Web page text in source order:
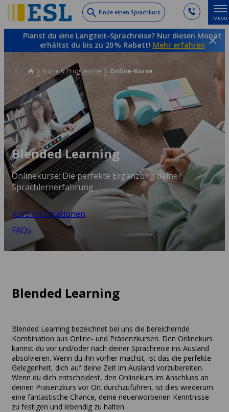
to
main
Finde einen Sprachkurs
MENU
Planst du eine Langzeit-Sprachreise? Nur diesen Monat
erhältst du bis zu 20 % Rabatt! Mehr erfahren
Kurse & Programme Online-Kurse
Blended Learning
Onlinekurse: Die perfekte Ergänzung deiner
Sprachlernerfahrung
Kursinformationen
FAQs
Blended Learning
Blended Learning bezeichnet bei uns die bereichernde
Kombination aus Online- und Präsenzkursen. Den Onlinekurs
kannst du vor und/oder nach deiner Sprachreise ins Ausland
absolvieren. Wenn du ihn vorher machst, ist das die perfekte
Gelegenheit, dich auf deine Zeit im Ausland vorzubereiten.
Wenn du dich entscheidest, den Onlinekurs im Anschluss an
deinen Präsenzkurs vor Ort durchzuführen, ist dies wiederum
eine fantastische Chance, deine neuerworbenen Kenntnisse
zu festigen und lebendig zu halten.